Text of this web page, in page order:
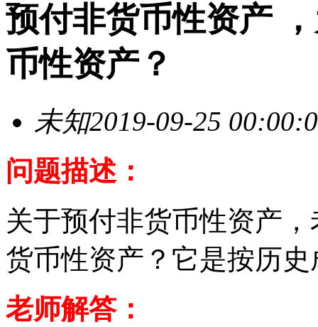
预付非货币性资产
币性资产？
未知2019-09-25
问题描述：
关于预付非货币性资产
货币性资产？它是按历
老师解答：